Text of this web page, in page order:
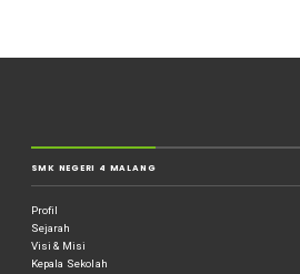
SMK NEGERI 4 MALANG
Profil
Sejarah
Visi & Misi
Kepala Sekolah